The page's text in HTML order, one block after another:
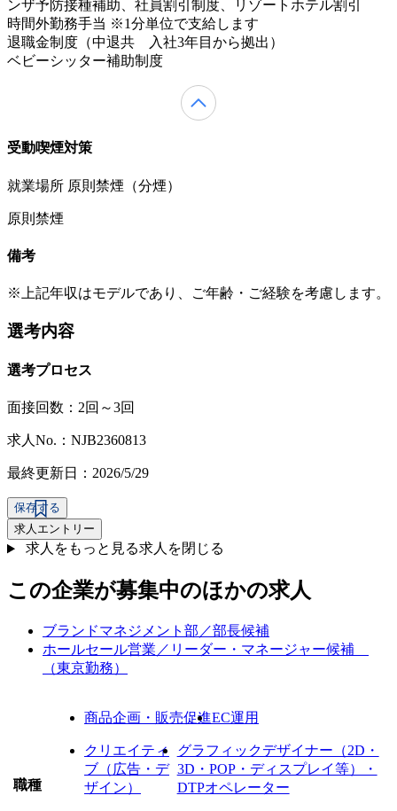
ンザ予防接種補助、社員割引制度、リゾートホテル割引
時間外勤務手当 ※1分単位で支給します
退職金制度（中退共 入社3年目から拠出）
ベビーシッター補助制度
受動喫煙対策
就業場所 原則禁煙（分煙）
原則禁煙
備考
※上記年収はモデルであり、ご年齢・ご経験を考慮します。
選考内容
選考プロセス
面接回数：2回～3回
求人No.：NJB2360813
最終更新日：2026/5/29
保存する
求人エントリー
求人をもっと見る求人を閉じる
この企業が募集中のほかの求人
ブランドマネジメント部／部長候補
ホールセール営業／リーダー・マネージャー候補
（東京勤務）
職種
商品企画・販売促進EC運用
クリエイティ
ブ（広告・デ
ザイン）
グラフィックデザイナー（2D・
3D・POP・ディスプレイ等）・
DTPオペレーター